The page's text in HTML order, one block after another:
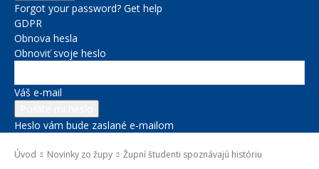
Forgot your password? Get help
GDPR
Obnova hesla
Obnoviť svoje heslo
Váš e-mail
Heslo vám bude zaslané e-mailom
Úvod Novinky zo župy Župní študenti spoznávajú históriu